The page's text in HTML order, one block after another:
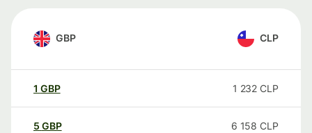
GBP CLP
1 GBP 1 232 CLP
5 GBP 6 158 CLP